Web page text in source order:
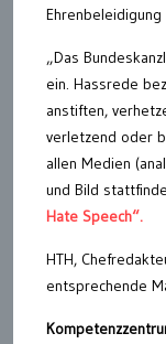
„Das
ein. Hassrede
anstiften,
verletzend oder
allen Medien
und Bild
Hate Speech“.
HTH,
entsprechende